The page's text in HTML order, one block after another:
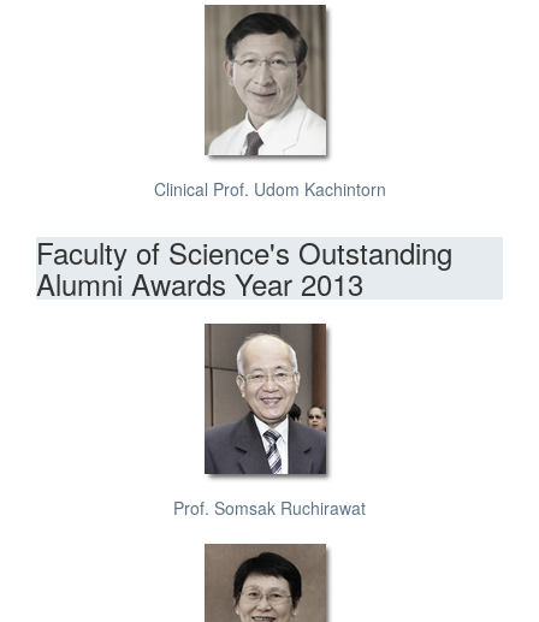
Clinical Prof. Udom Kachintorn
Faculty of Science's Outstanding
Alumni Awards Year 2013
Prof. Somsak Ruchirawat